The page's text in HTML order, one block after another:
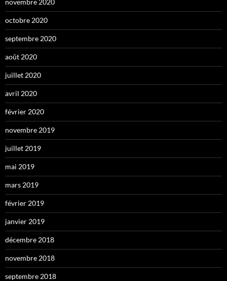
novembre 2020
octobre 2020
septembre 2020
août 2020
juillet 2020
avril 2020
février 2020
novembre 2019
juillet 2019
mai 2019
mars 2019
février 2019
janvier 2019
décembre 2018
novembre 2018
septembre 2018